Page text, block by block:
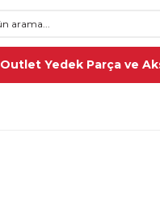
Outlet Yedek Parça ve